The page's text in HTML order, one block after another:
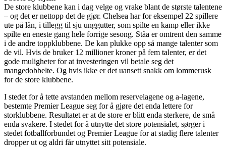
De store klubbene kan i dag velge og vrake blant de største talentene
– og det er nettopp det de gjør. Chelsea har for eksempel 22 spillere
ute på lån, i tillegg til sju unggutter, som spilte en kamp eller ikke
spilte en eneste gang hele forrige sesong. Ståa er omtrent den samme
i de andre toppklubbene. De kan plukke opp så mange talenter som
de vil. Hvis de bruker 12 millioner kroner på fem talenter, er det
gode muligheter for at investeringen vil betale seg det
mangedobbelte. Og hvis ikke er det uansett snakk om lommerusk
for de store klubbene.
I stedet for å tette avstanden mellom reservelagene og a-lagene,
bestemte Premier League seg for å gjøre det enda lettere for
storklubbene. Resultatet er at de store er blitt enda sterkere, de små
enda svakere. I stedet for å utnytte det store potensialet, sørger i
stedet fotballforbundet og Premier League for at stadig flere talenter
dropper ut og aldri får utnyttet sitt potensiale.